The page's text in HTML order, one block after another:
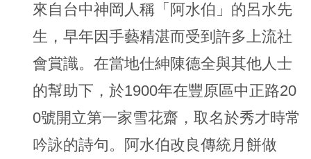
來自台中神岡人稱「阿水伯」的呂水先
生，早年因手藝精湛而受到許多上流社
會賞識。在當地仕紳陳德全與其他人士
的幫助下，於1900年在豐原區中正路20
0號開立第一家雪花齋，取名於秀才時常
吟詠的詩句。阿水伯改良傳統月餅做